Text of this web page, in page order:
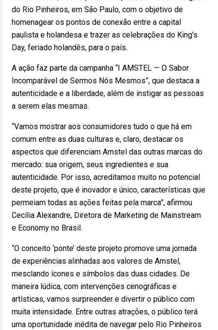
do Rio Pinheiros, em São Paulo, com o objetivo de
homenagear os pontos de conexão entre a capital
paulista e holandesa e trazer as celebrações do King’s
Day, feriado holandês, para o país.
A ação faz parte da campanha “I AMSTEL — O Sabor
Incomparável de Sermos Nós Mesmos”, que destaca a
autenticidade e a liberdade, além de instigar as pessoas
a serem elas mesmas.
“Vamos mostrar aos consumidores tudo o que há em
comum entre as duas culturas e, claro, destacar os
aspectos que diferenciam Amstel das outras marcas do
mercado: sua origem, seus ingredientes e sua
autenticidade. Por isso, acreditamos muito no potencial
deste projeto, que é inovador e único, características que
permeiam todas as ações feitas pela marca”, afirmou
Cecília Alexandre, Diretora de Marketing de Mainstream
e Economy no Brasil.
“O conceito ‘ponte’ deste projeto promove uma jornada
de experiências alinhadas aos valores de Amstel,
mesclando ícones e símbolos das duas cidades. De
maneira lúdica, com intervenções cenográficas e
artísticas, vamos surpreender e divertir o público com
muita intensidade. Entre outras atrações, o público terá
uma oportunidade inédita de navegar pelo Rio Pinheiros